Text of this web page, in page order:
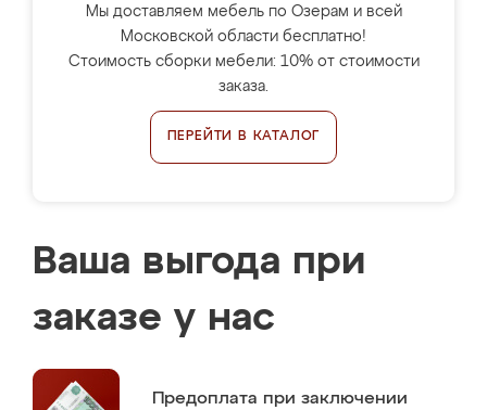
Мы доставляем мебель по Озерам и всей
Московской области бесплатно!
Стоимость сборки мебели: 10% от стоимости
заказа.
ПЕРЕЙТИ В КАТАЛОГ
Ваша выгода при
заказе у нас
Предоплата при заключении